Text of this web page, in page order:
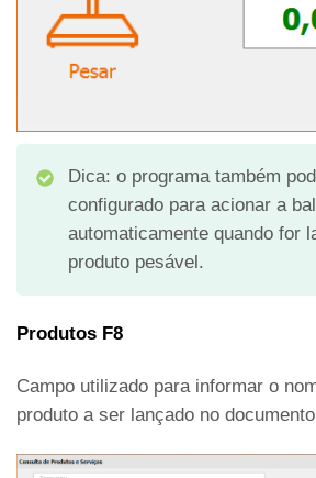
Dica: o programa também
configurado para acionar a
automaticamente quando for
produto pesável.
Produtos F8
Campo utilizado para informar o
produto a ser lançado no